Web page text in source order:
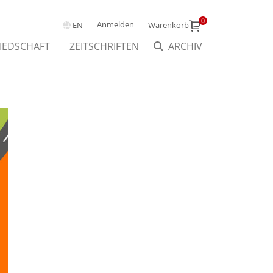
EN Anmelden Warenkorb 0
ARCHIV
ZEITSCHRIFTEN